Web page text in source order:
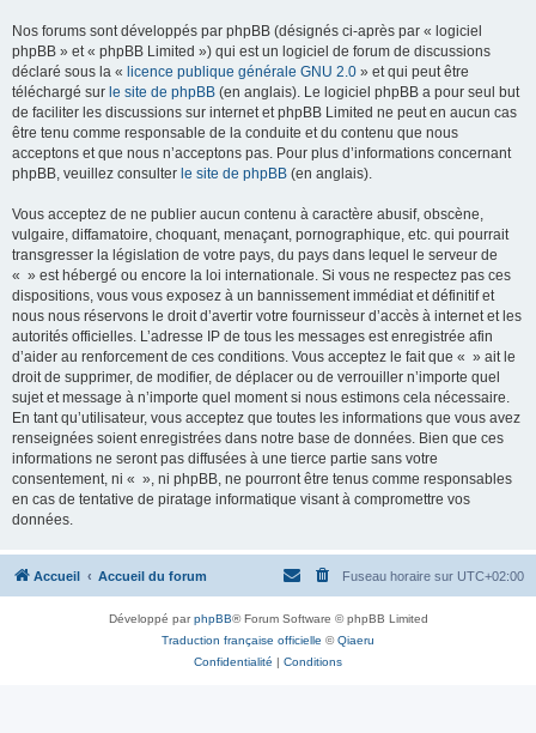
Nos forums sont développés par phpBB (désignés ci-après par « logiciel
phpBB » et « phpBB Limited ») qui est un logiciel de forum de discussions
déclaré sous la « licence publique générale GNU 2.0 » et qui peut être
téléchargé sur le site de phpBB (en anglais). Le logiciel phpBB a pour seul but
de faciliter les discussions sur internet et phpBB Limited ne peut en aucun cas
être tenu comme responsable de la conduite et du contenu que nous
acceptons et que nous n’acceptons pas. Pour plus d’informations concernant
phpBB, veuillez consulter le site de phpBB (en anglais).
Vous acceptez de ne publier aucun contenu à caractère abusif, obscène,
vulgaire, diffamatoire, choquant, menaçant, pornographique, etc. qui pourrait
transgresser la législation de votre pays, du pays dans lequel le serveur de
« » est hébergé ou encore la loi internationale. Si vous ne respectez pas ces
dispositions, vous vous exposez à un bannissement immédiat et définitif et
nous nous réservons le droit d’avertir votre fournisseur d’accès à internet et les
autorités officielles. L’adresse IP de tous les messages est enregistrée afin
d’aider au renforcement de ces conditions. Vous acceptez le fait que « » ait le
droit de supprimer, de modifier, de déplacer ou de verrouiller n’importe quel
sujet et message à n’importe quel moment si nous estimons cela nécessaire.
En tant qu’utilisateur, vous acceptez que toutes les informations que vous avez
renseignées soient enregistrées dans notre base de données. Bien que ces
informations ne seront pas diffusées à une tierce partie sans votre
consentement, ni « », ni phpBB, ne pourront être tenus comme responsables
en cas de tentative de piratage informatique visant à compromettre vos
données.
Accueil Accueil du forum Fuseau horaire sur UTC+02:00
Développé parphpBB® Forum Software © phpBB Limited
Traduction française officielle ©Qiaeru
Confidentialité | Conditions